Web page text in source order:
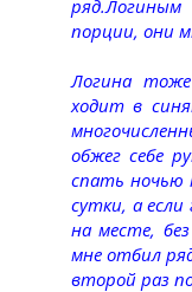
порции, они
Логина
ходит в
обжег себе
спать ночью
сутки, а если
на месте,
мне отбил
второй раз